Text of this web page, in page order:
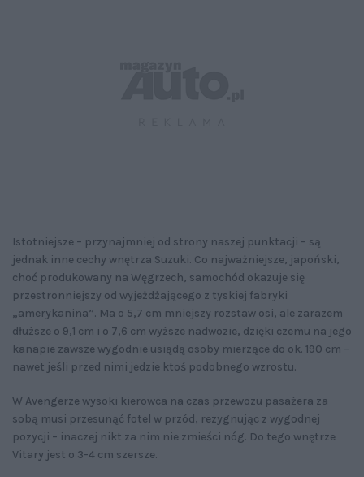
Istotniejsze – przynajmniej od strony naszej punktacji – są
jednak inne cechy wnętrza Suzuki. Co najważniejsze, japoński,
choć produkowany na Węgrzech, samochód okazuje się
przestronniejszy od wyjeżdżającego z tyskiej fabryki
„amerykanina”. Ma o 5,7 cm mniejszy rozstaw osi, ale zarazem
dłuższe o 9,1 cm i o 7,6 cm wyższe nadwozie, dzięki czemu na jego
kanapie zawsze wygodnie usiądą osoby mierzące do ok. 190 cm –
nawet jeśli przed nimi jedzie ktoś podobnego wzrostu.
W Avengerze wysoki kierowca na czas przewozu pasażera za
sobą musi przesunąć fotel w przód, rezygnując z wygodnej
pozycji – inaczej nikt za nim nie zmieści nóg. Do tego wnętrze
Vitary jest o 3-4 cm szersze.